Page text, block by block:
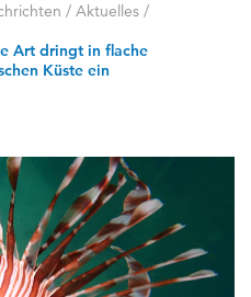
/ Aktuelles /
Art dringt in flache
Küste ein